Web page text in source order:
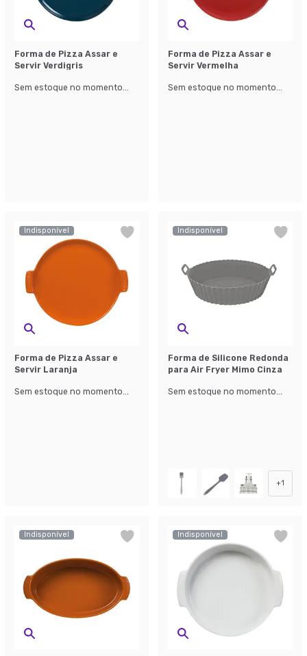
Forma de Pizza Assar e
Servir Verdigris
Sem estoque no momento...
Forma de Pizza Assar e
Servir Vermelha
Sem estoque no momento...
Indisponível
Forma de Pizza Assar e
Servir Laranja
Sem estoque no momento...
Indisponível
Forma de Silicone Redonda
para Air Fryer Mimo Cinza
Sem estoque no momento...
+1
Indisponível Indisponível